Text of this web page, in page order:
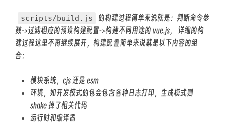
scripts/build.js
的构建过程简单来说就是：判断命令参
数->过滤相应的预设构建配置->构建不同用途的 vue.js， 详细的构
建过程这里不再继续展开，构建配置简单来说就是以下内容的组
合：
模块系统，cjs 还是 esm
环境，如开发模式的包会包含各种日志打印，生成模式则
shake 掉了相关代码
运行时和编译器